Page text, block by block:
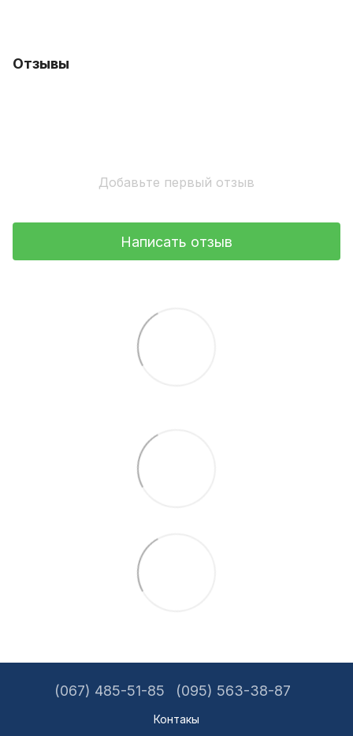
Отзывы
Добавьте первый отзыв
Написать отзыв
(067) 485-51-85 (095) 563-38-87
Контакы